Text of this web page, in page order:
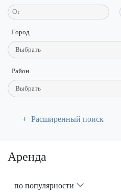
Город
Район
Расширенный поиск
Аренда
по популярности